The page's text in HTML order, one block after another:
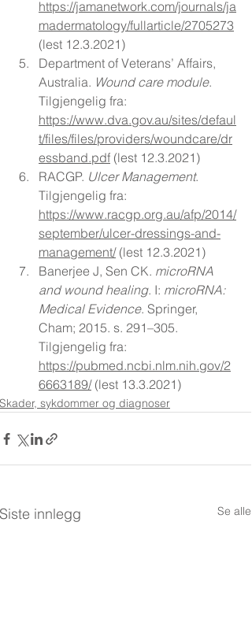
https://jamanetwork.com/journals/ja
madermatology/fullarticle/2705273
(lest 12.3.2021)
Department of Veterans’ Affairs,
Australia. Wound care module.
Tilgjengelig fra:
https://www.dva.gov.au/sites/defaul
t/files/files/providers/woundcare/dr
essband.pdf (lest 12.3.2021)
RACGP. Ulcer Management.
Tilgjengelig fra:
https://www.racgp.org.au/afp/2014/
september/ulcer-dressings-and-
management/ (lest 12.3.2021)
Banerjee J, Sen CK. microRNA
and wound healing. I: microRNA:
Medical Evidence. Springer,
Cham; 2015. s. 291–305.
Tilgjengelig fra:
https://pubmed.ncbi.nlm.nih.gov/2
6663189/ (lest 13.3.2021)
Skader, sykdommer og diagnoser
Siste innlegg Se alle